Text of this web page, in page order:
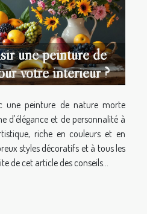
une peinture de
votre intérieur ?
une peinture de nature morte
d'élégance et de personnalité à
riche en couleurs et en
styles décoratifs et à tous les
de cet article des conseils...